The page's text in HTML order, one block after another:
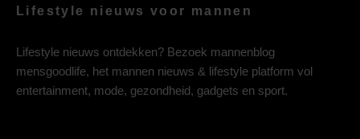
Lifestyle nieuws voor mannen
Lifestyle nieuws ontdekken? Bezoek mannenblog
mensgoodlife, het mannen nieuws & lifestyle platform vol
entertainment, mode, gezondheid, gadgets en sport.